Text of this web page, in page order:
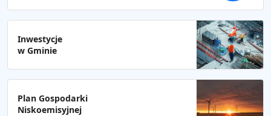
Inwestycje
w Gminie
Plan Gospodarki
Niskoemisyjnej